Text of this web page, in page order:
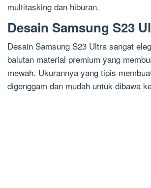
multitasking dan hiburan.
Desain Samsung S23
Desain Samsung S23 Ultra sangat
balutan material premium yang
mewah. Ukurannya yang tipis
digenggam dan mudah untuk dibawa